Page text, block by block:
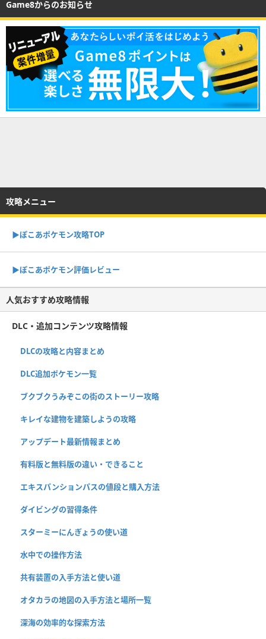
Game8からのお知らせ
攻略メニュー
▶︎ぽこあポケモン攻略TOP
▶︎ぽこあポケモン評価レビュー
人気おすすめ攻略情報
DLC・追加コンテンツ攻略情報
DLCの攻略と内容まとめ
DLC追加ポケモン一覧
ブクブクうみぞこの街のストーリー攻略
キレイな建物を建築しようの攻略
アップデート最新情報まとめ
有料版と無料版の違い・できること
エキスパンションパスの値段と購入方法
ダイビングの習得条件
スターミーにんぎょうの使い道
水中での操作方法
共有装置の入手方法と使い道
オタカラの地図の入手方法と場所一覧
深海の効率的な探索方法